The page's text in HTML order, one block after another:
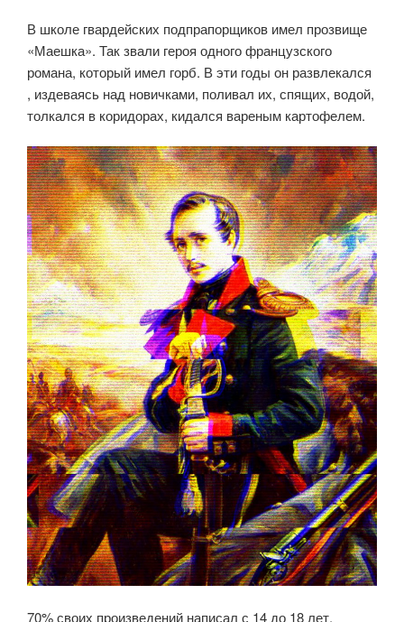
В школе гвардейских подпрапорщиков имел прозвище
«Маешка». Так звали героя одного французского
романа, который имел горб. В эти годы он развлекался
, издеваясь над новичками, поливал их, спящих, водой,
толкался в коридорах, кидался вареным картофелем.
70% своих произведений написал с 14 до 18 лет.